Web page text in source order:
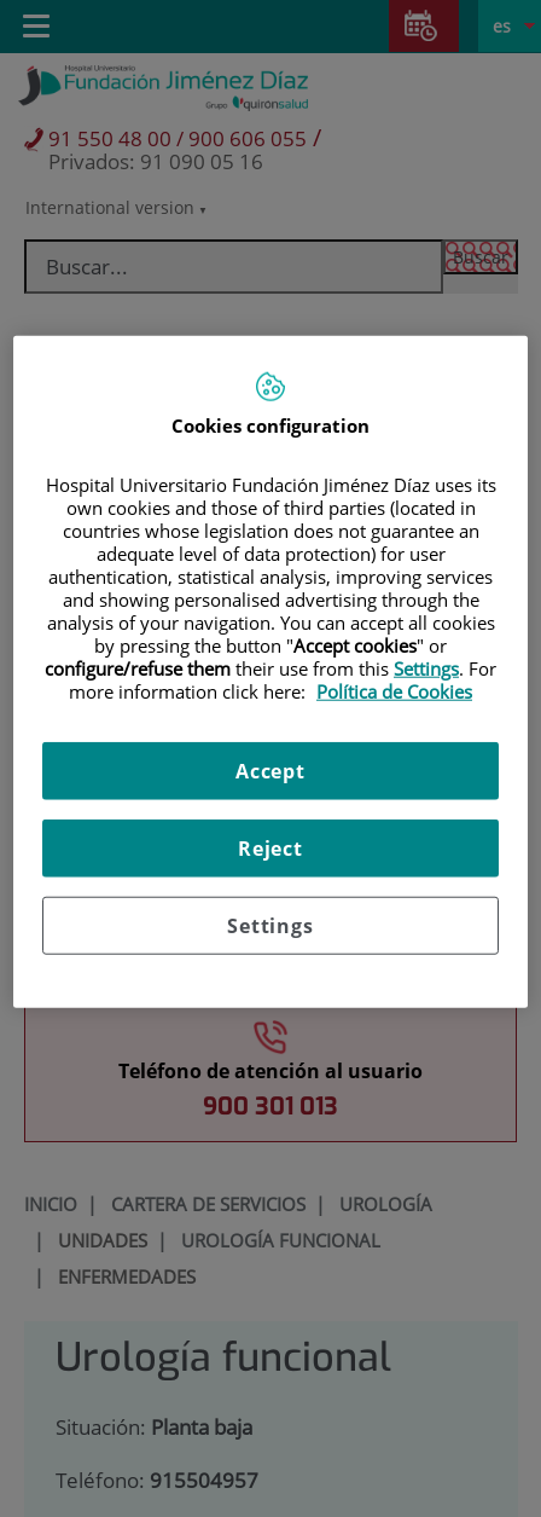
Saltar al contenido
Saltar
contenido
Selector
idioma
activo
es
International version
91 550 48 00 / 900 606 055 /
Privados: 91 090 05 16
Toggle
navigation
Pacientes y visitantes
Docencia
Teléfono de atención al usuario
900 301 013
INICIO| CARTERA DE SERVICIOS| UROLOGÍA
| UNIDADES| UROLOGÍA FUNCIONAL
| ENFERMEDADES
Urología funcional
Situación: Planta baja
Teléfono: 915504957
Cookies configuration
Hospital Universitario Fundación Jiménez Díaz uses its
own cookies and those of third parties (located in
countries whose legislation does not guarantee an
adequate level of data protection) for user
authentication, statistical analysis, improving services
and showing personalised advertising through the
analysis of your navigation. You can accept all cookies
by pressing the button "Accept cookies" or
configure/refuse them their use from this Settings. For
more information click here: Política de Cookies
Settings
Reject
Accept